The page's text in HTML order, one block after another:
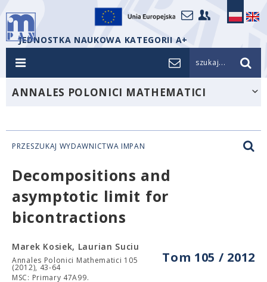
JEDNOSTKA NAUKOWA KATEGORII A+
szukaj...
ANNALES POLONICI MATHEMATICI
PRZESZUKAJ WYDAWNICTWA IMPAN
Decompositions and
asymptotic limit for
bicontractions
Tom 105 / 2012
Marek Kosiek, Laurian Suciu
Annales Polonici Mathematici 105
(2012), 43-64
MSC: Primary 47A99.